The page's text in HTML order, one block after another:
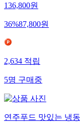
136,800원
36%87,800원
2,634적립
5명구매중
연주푸드 맛있는 냉